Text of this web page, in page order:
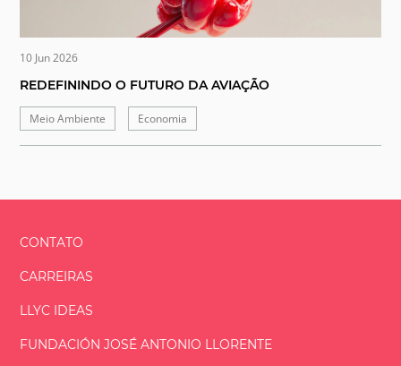
10 Jun 2026
REDEFININDO O FUTURO DA AVIAÇÃO
Meio Ambiente Economia
CONTATO
CARREIRAS
LLYC IDEAS
FUNDACIÓNJOSÉ ANTONIO LLORENTE